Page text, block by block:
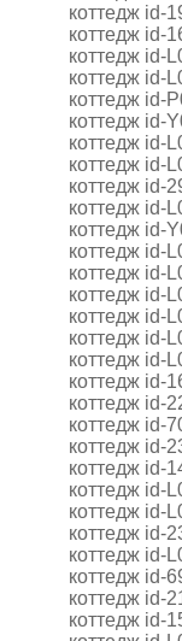
коттедж id-
коттедж id-
коттедж id-
коттедж id-
коттедж id-
коттедж id-
коттедж id-
коттедж id-
коттедж id-
коттедж id-
коттедж id-
коттедж id-
коттедж id-
коттедж id-
коттедж id-
коттедж id-
коттедж id-
коттедж id-
коттедж id-
коттедж id-
коттедж id-
коттедж id-
коттедж id-
коттедж id-
коттедж id-
коттедж id-
коттедж id-
коттедж id-
коттедж id-